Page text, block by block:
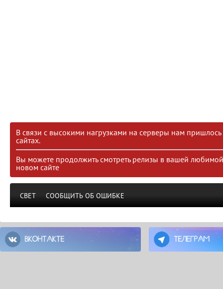
В связи с высокими нагрузками на серверы нам
сайтах.
Вы можете продолжить смотреть релизы в вашей
новом сайте
СВЕТ СООБЩИТЬ ОБ ОШИБКЕ